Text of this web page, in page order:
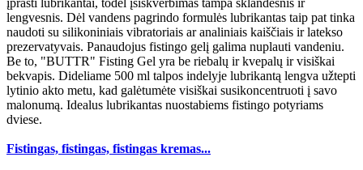
įprasti lubrikantai, todėl įsiskverbimas tampa sklandesnis ir
lengvesnis. Dėl vandens pagrindo formulės lubrikantas taip pat tinka
naudoti su silikoniniais vibratoriais ar analiniais kaiščiais ir latekso
prezervatyvais. Panaudojus fistingo gelį galima nuplauti vandeniu.
Be to, "BUTTR" Fisting Gel yra be riebalų ir kvepalų ir visiškai
bekvapis. Dideliame 500 ml talpos indelyje lubrikantą lengva užtepti
lytinio akto metu, kad galėtumėte visiškai susikoncentruoti į savo
malonumą. Idealus lubrikantas nuostabiems fistingo potyriams
dviese.
Fistingas, fistingas, fistingas kremas...